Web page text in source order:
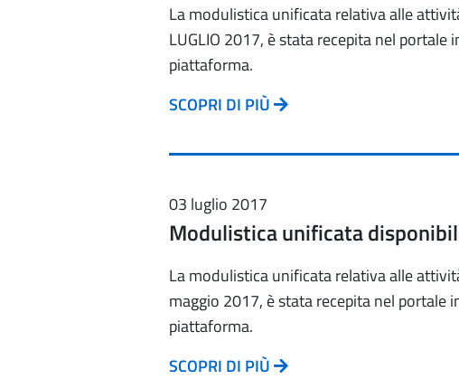
La modulistica unificata relativa alle
LUGLIO 2017, è stata recepita nel
piattaforma.
SCOPRI DI PIÙ
03 luglio 2017
Modulistica unificata
La modulistica unificata relativa alle
maggio 2017, è stata recepita nel
piattaforma.
SCOPRI DI PIÙ